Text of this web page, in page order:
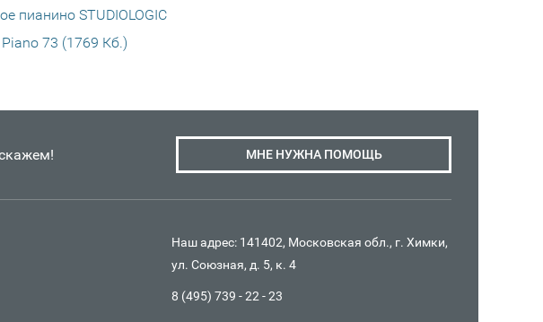
пианино STUDIOLOGIC
73 (1769 Кб.)
МНЕ НУЖНА ПОМОЩЬ
Наш адрес: 141402, Московская обл., г. Химки,
ул. Союзная, д. 5, к. 4
8 (495) 739 - 22 - 23